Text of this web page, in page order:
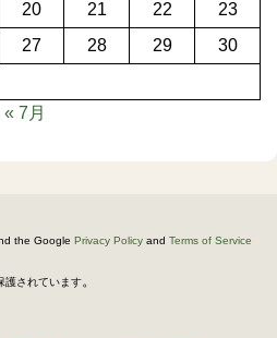
20 21 22
23
27 28 29
30
« 7月
the Google Privacy Policy and Terms of Service
護されています。